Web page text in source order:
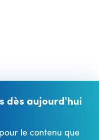
dès aujourd'hui
le contenu que